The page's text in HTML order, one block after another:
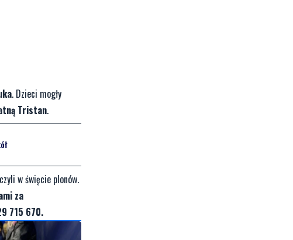
. Dzieci mogły
Tristan.
w święcie plonów.
za
715 670.